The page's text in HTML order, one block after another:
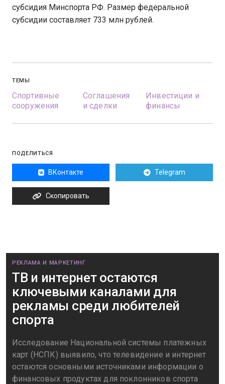
субсидия Минспорта РФ. Размер федеральной
субсидии составляет 733 млн рублей.
ТЕМЫ
Спортивные
сооружения
Соглашения
и сделки
Инвестиции и
финансы
ПОДЕЛИТЬСЯ
ВКонтакте Telegram
Скопировать
РЕКЛАМА И МАРКЕТИНГ
ТВ и интернет остаются
ключевыми каналами для
рекламы среди любителей
спорта
Исследование Национальной системы платежных
карт (НСПК) выявило, что телевидение и интернет
остаются основными источниками информации о
финансовых продуктах для поклонников спорта